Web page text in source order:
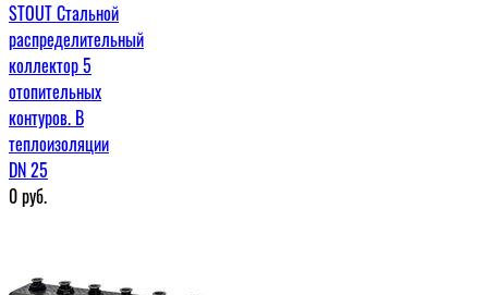
STOUT Стальной
распределительный
коллектор 5
отопительных
контуров. В
теплоизоляции
DN 25
0руб.